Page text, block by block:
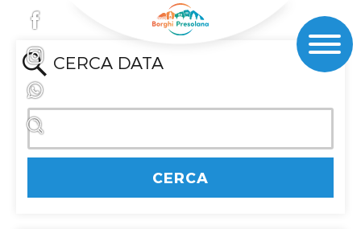
CERCA DATA